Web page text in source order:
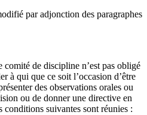
par adjonction des paragraphes
de discipline n’est pas obligé
à qui que ce soit l’occasion d’être
des observations orales ou
ou de donner une directive en
suivantes sont réunies :